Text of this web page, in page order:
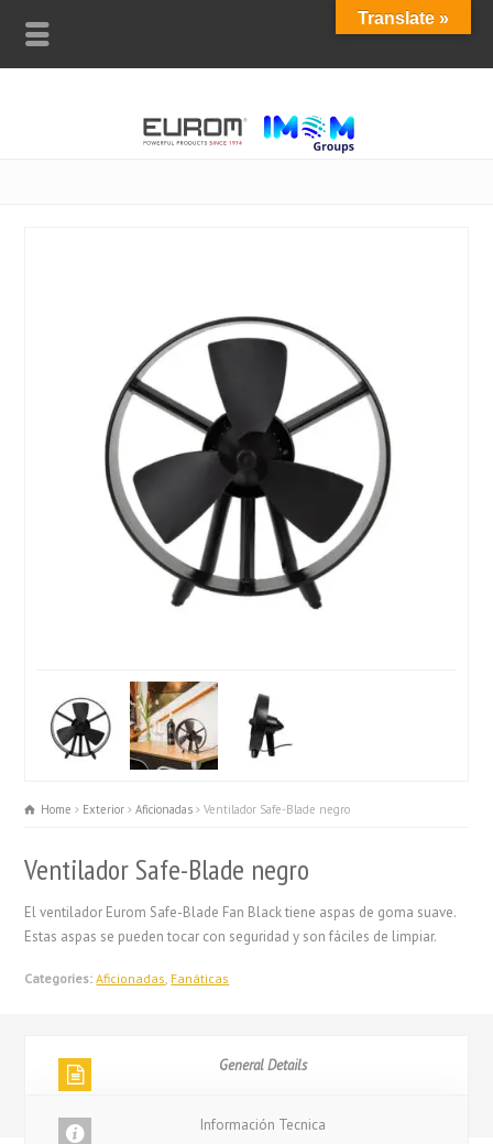
Home Exterior Aficionadas Ventilador Safe-Blade negro
Ventilador Safe-Blade negro
El ventilador Eurom Safe-Blade Fan Black tiene aspas de goma suave.
Estas aspas se pueden tocar con seguridad y son fáciles de limpiar.
Categories: Aficionadas, Fanáticas
General Details
Información Tecnica
Translate »